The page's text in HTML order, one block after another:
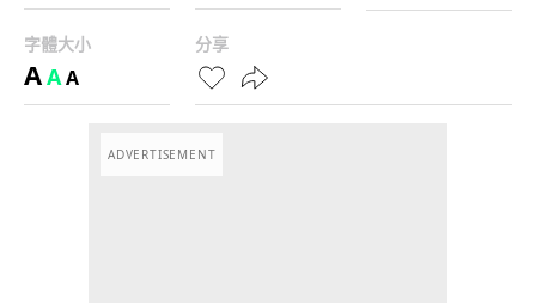
字體大小
AAA
分享
ADVERTISEMENT